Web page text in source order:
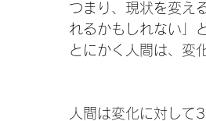
つまり、現状を変え
れるかもしれない」
とにかく人間は、変
人間は変化に対して